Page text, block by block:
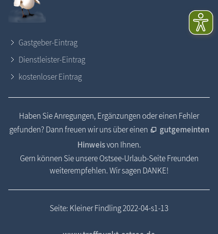
Gastgeber-Eintrag
Dienstleister-Eintrag
kostenloser Eintrag
Haben Sie Anregungen, Ergänzungen oder einen Fehler
gefunden? Dann freuen wir uns über einen
gutgemeinten
Hinweisvon Ihnen.
Gern können Sie unsere Ostsee-Urlaub-Seite Freunden
weiterempfehlen. Wir sagen DANKE!
Seite: Kleiner Findling 2022-04-s1-13